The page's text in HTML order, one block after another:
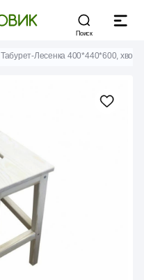
Поиск
Табурет-Лесенка 400*440*600, хвоя